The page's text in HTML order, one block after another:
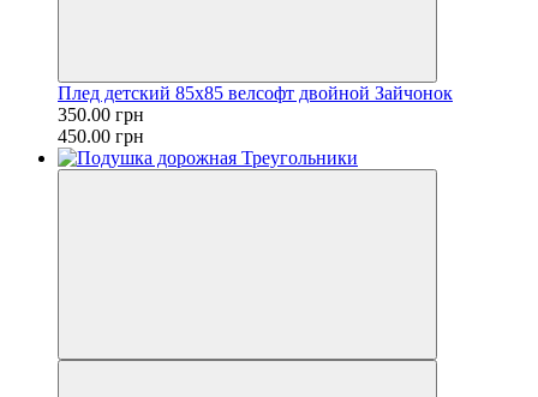
Плед детский 85х85 велсофт двойной Зайчонок
350.00 грн
450.00 грн